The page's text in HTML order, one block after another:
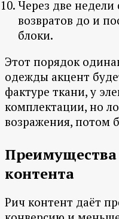
Через две
возвратов до и
блоки.
Этот порядок
одежды акцент
фактуре ткани, у
комплектации, но
возражения, потом
Преимущества
контента
Рич контент даёт